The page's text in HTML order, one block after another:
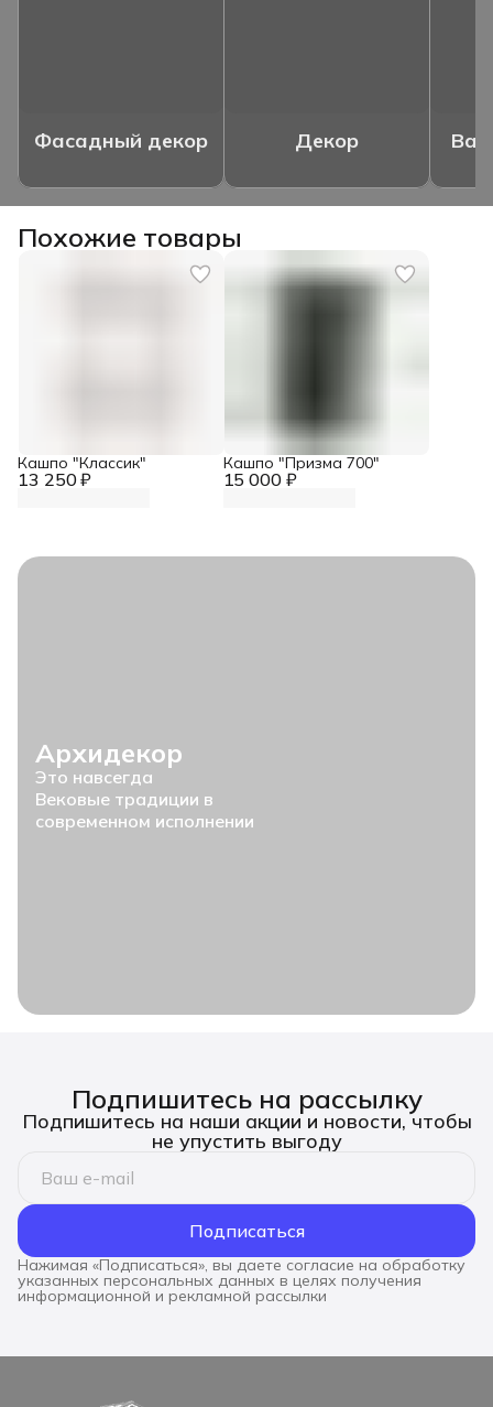
Фасадный декор Декор
Похожие товары
13 250 ₽
Кашпо "Классик"
15 000 ₽
Кашпо "Призма 700"
Архидекор
Это навсегда
Вековые традиции в
современном исполнении
Подпишитесь на рассылку
Подпишитесь на наши акции и новости, чтобы
не упустить выгоду
Подписаться
Нажимая «Подписаться», вы даете согласие на обработку
указанных персональных данных в целях получения
информационной и рекламной рассылки